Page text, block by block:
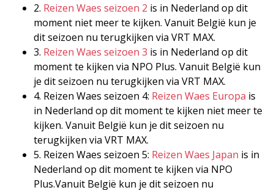
2. Reizen Waes seizoen 2 is in Nederland op dit
moment niet meer te kijken. Vanuit België kun je
dit seizoen nu terugkijken via VRT MAX.
3. Reizen Waes seizoen 3 is in Nederland op dit
moment te kijken via NPO Plus. Vanuit België kun
je dit seizoen nu terugkijken via VRT MAX.
4. Reizen Waes seizoen 4: Reizen Waes Europa is
in Nederland op dit moment te kijken niet meer te
kijken. Vanuit België kun je dit seizoen nu
terugkijken via VRT MAX.
5. Reizen Waes seizoen 5: Reizen Waes Japan is in
Nederland op dit moment te kijken via NPO
Plus.Vanuit België kun je dit seizoen nu